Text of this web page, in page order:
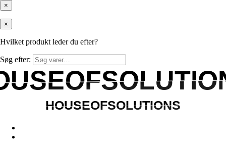
×
×
Hvilket produkt leder du efter?
Søg efter:
HOUSEOFSOLUTIONS
HOUSEOFSOLUTIONS